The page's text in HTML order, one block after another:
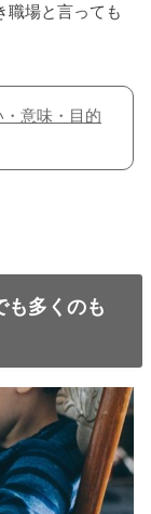
職場と言っても
意味・目的
も多くのも